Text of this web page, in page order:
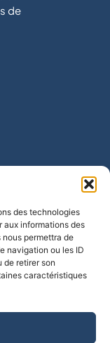
des technologies
informations des
permettra de
navigation ou les ID
de retirer son
caractéristiques
de